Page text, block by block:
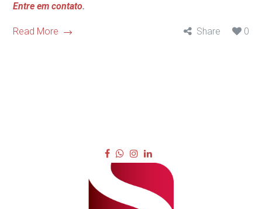
Entre em contato.
Read More Share 0